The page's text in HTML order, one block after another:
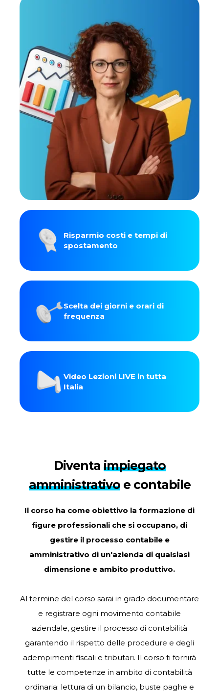
Risparmio costi e tempi di
spostamento
Scelta dei giorni e orari di
frequenza
Video Lezioni LIVE in tutta
Italia
Diventa impiegato
amministrativoe contabile
Il corso ha come obiettivo la formazione di
figure professionali che si occupano, di
gestire il processo contabile e
amministrativo di un'azienda di qualsiasi
dimensione e ambito produttivo.
Al termine del corso sarai in grado documentare
e registrare ogni movimento contabile
aziendale, gestire il processo di contabilità
garantendo il rispetto delle procedure e degli
adempimenti fiscali e tributari. Il corso ti fornirà
tutte le competenze in ambito di contabilità
ordinaria: lettura di un bilancio, buste paghe e